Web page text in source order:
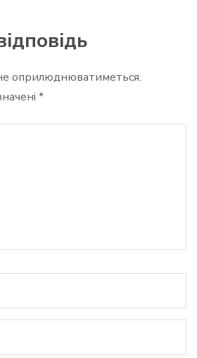
оприлюднюватиметься.
*